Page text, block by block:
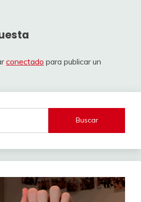
conectado para publicar un